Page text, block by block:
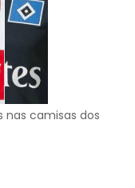
nas camisas dos